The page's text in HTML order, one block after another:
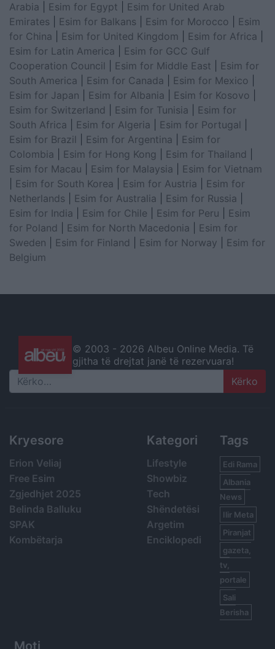
Arabia
Esim for Egypt
Esim for United Arab
Emirates
Esim for Balkans Esim for Morocco
Esim
for China
Esim for United Kingdom Esim for Africa
Esim for Latin America
Esim for GCC Gulf
Cooperation Council
Esim for Middle East
Esim for
South America
Esim for Canada Esim for Mexico
Esim for Japan
Esim for Albania Esim for Kosovo
Esim for Switzerland
Esim for Tunisia
Esim for
South Africa
Esim for Algeria Esim for Portugal
Esim for Brazil
Esim for Argentina
Esim for
Colombia
Esim for Hong Kong Esim for Thailand
Esim for Macau
Esim for Malaysia
Esim for Vietnam
Esim for South Korea Esim for Austria
Esim for
Netherlands
Esim for Australia Esim for Russia
Esim for India
Esim for Chile Esim for Peru
Esim
for Poland
Esim for North Macedonia
Esim for
Sweden
Esim for Finland Esim for Norway
Esim for
Belgium
© 2003 - 2026 Albeu Online Media. Të
gjitha të drejtat janë të rezervuara!
Search
Kryesore
Erion Veliaj
Free Esim
Zgjedhjet 2025
Belinda Balluku
SPAK
Kombëtarja
Kategori
Lifestyle
Showbiz
Tech
Shëndetësi
Argetim
Enciklopedi
Tags
Edi Rama
Albania
News
Ilir Meta
Piranjat
gazeta,
tv,
portale
Sali
Berisha
Moti